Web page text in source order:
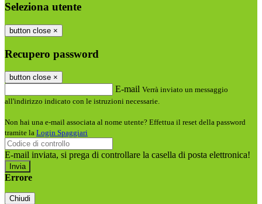
Seleziona utente
button close ×
Recupero password
button close ×
E-mail Verrà inviato un messaggio
all'indirizzo indicato con le istruzioni necessarie.
Non hai una e-mail associata al nome utente? Effettua il reset della password
tramite la Login Spaggiari
E-mail inviata, si prega di controllare la casella di posta elettronica!
Errore
Chiudi